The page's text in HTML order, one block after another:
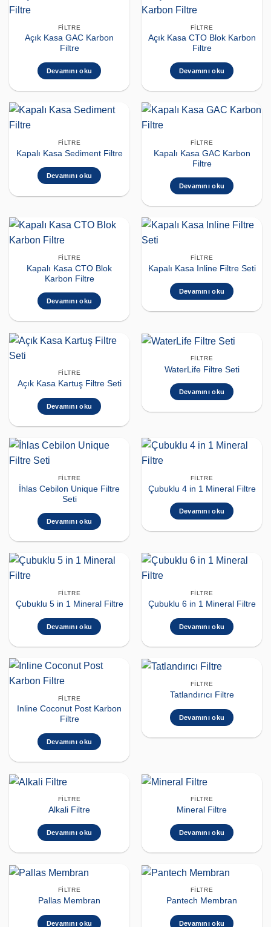
FILTRE
Açık Kasa GAC Karbon
Filtre
Devamını oku
FILTRE
Açık Kasa CTO Blok Karbon
Filtre
Devamını oku
FILTRE
Kapalı Kasa Sediment Filtre
Devamını oku
FILTRE
Kapalı Kasa GAC Karbon
Filtre
Devamını oku
FILTRE
Kapalı Kasa CTO Blok
Karbon Filtre
Devamını oku
FILTRE
Kapalı Kasa Inline Filtre Seti
Devamını oku
FILTRE
Açık Kasa Kartuş Filtre Seti
Devamını oku
FILTRE
WaterLife Filtre Seti
Devamını oku
FILTRE
İhlas Cebilon Unique Filtre
Seti
Devamını oku
FILTRE
Çubuklu 4 in 1 Mineral Filtre
Devamını oku
FILTRE
Çubuklu 5 in 1 Mineral Filtre
Devamını oku
FILTRE
Çubuklu 6 in 1 Mineral Filtre
Devamını oku
FILTRE
Inline Coconut Post Karbon
Filtre
Devamını oku
FILTRE
Tatlandırıcı Filtre
Devamını oku
FILTRE
Alkali Filtre
Devamını oku
FILTRE
Mineral Filtre
Devamını oku
FILTRE
Pallas Membran
Devamını oku
FILTRE
Pantech Membran
Devamını oku